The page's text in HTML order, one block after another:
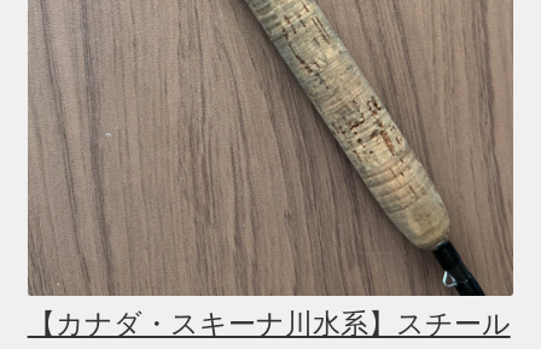
【カナダ・スキーナ川水系】スチール